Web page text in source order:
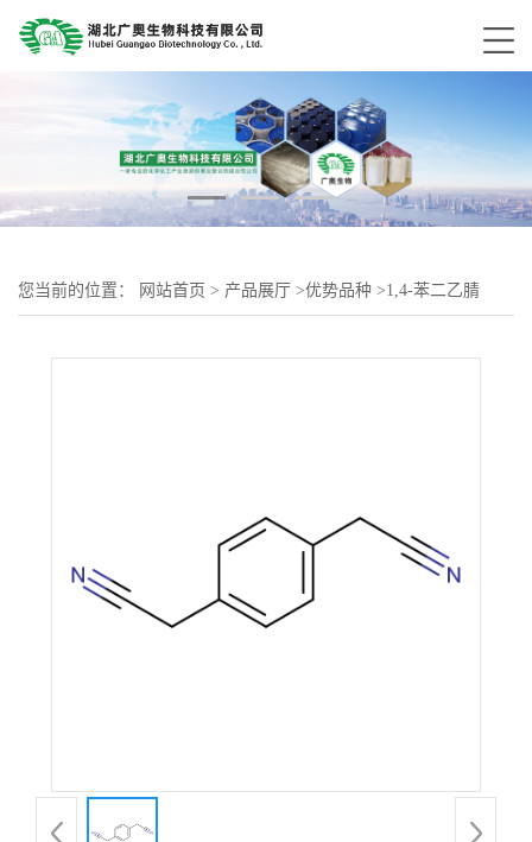
您当前的位置： 网站首页 > 产品展厅 >优势品种 >1,4-苯二乙腈